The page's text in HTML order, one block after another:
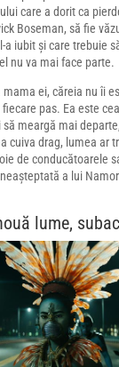
care a dorit ca
Boseman, să fie
a iubit și care trebuie
nu va mai face parte.
ei, căreia nu îi
pas. Ea este
să meargă mai
cuiva drag, lumea ar
de conducătoarele
a lui
lume,